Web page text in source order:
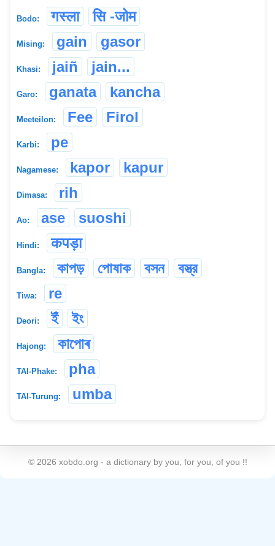
Bodo: गस्ला सि -जोम
Mising: gain gasor
Khasi: jaiñ jain...
Garo: ganata kancha
Meeteilon: Fee Firol
Karbi: pe
Nagamese: kapor kapur
Dimasa: rih
Ao: ase suoshi
Hindi: कपड़ा
Bangla: কাপড় পোষাক বসন বস্ত্র
Tiwa: re
Deori: ইঁ ইং
Hajong: কাপোৰ
TAI-Phake: pha
TAI-Turung: umba
© 2026 xobdo.org - a dictionary by you, for you, of you !!